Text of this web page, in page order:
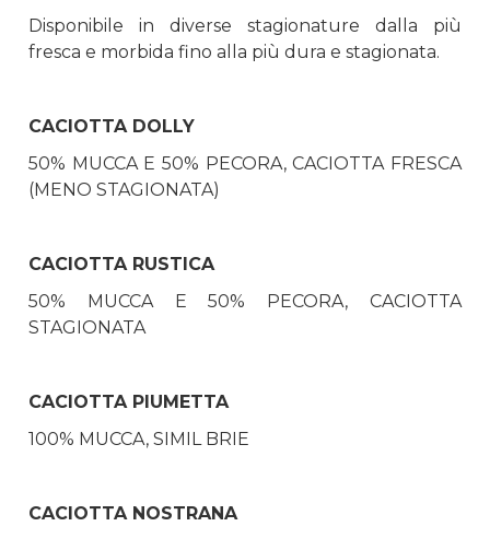
Disponibile in diverse stagionature dalla più
fresca e morbida fino alla più dura e stagionata.
CACIOTTA DOLLY
50% MUCCA E 50% PECORA, CACIOTTA FRESCA
(MENO STAGIONATA)
CACIOTTA RUSTICA
50% MUCCA E 50% PECORA, CACIOTTA
STAGIONATA
CACIOTTA PIUMETTA
100% MUCCA, SIMIL BRIE
CACIOTTA NOSTRANA